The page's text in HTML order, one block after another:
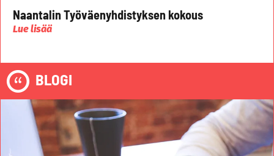
Naantalin Työväenyhdistyksen kokous
Lue lisää
BLOGI